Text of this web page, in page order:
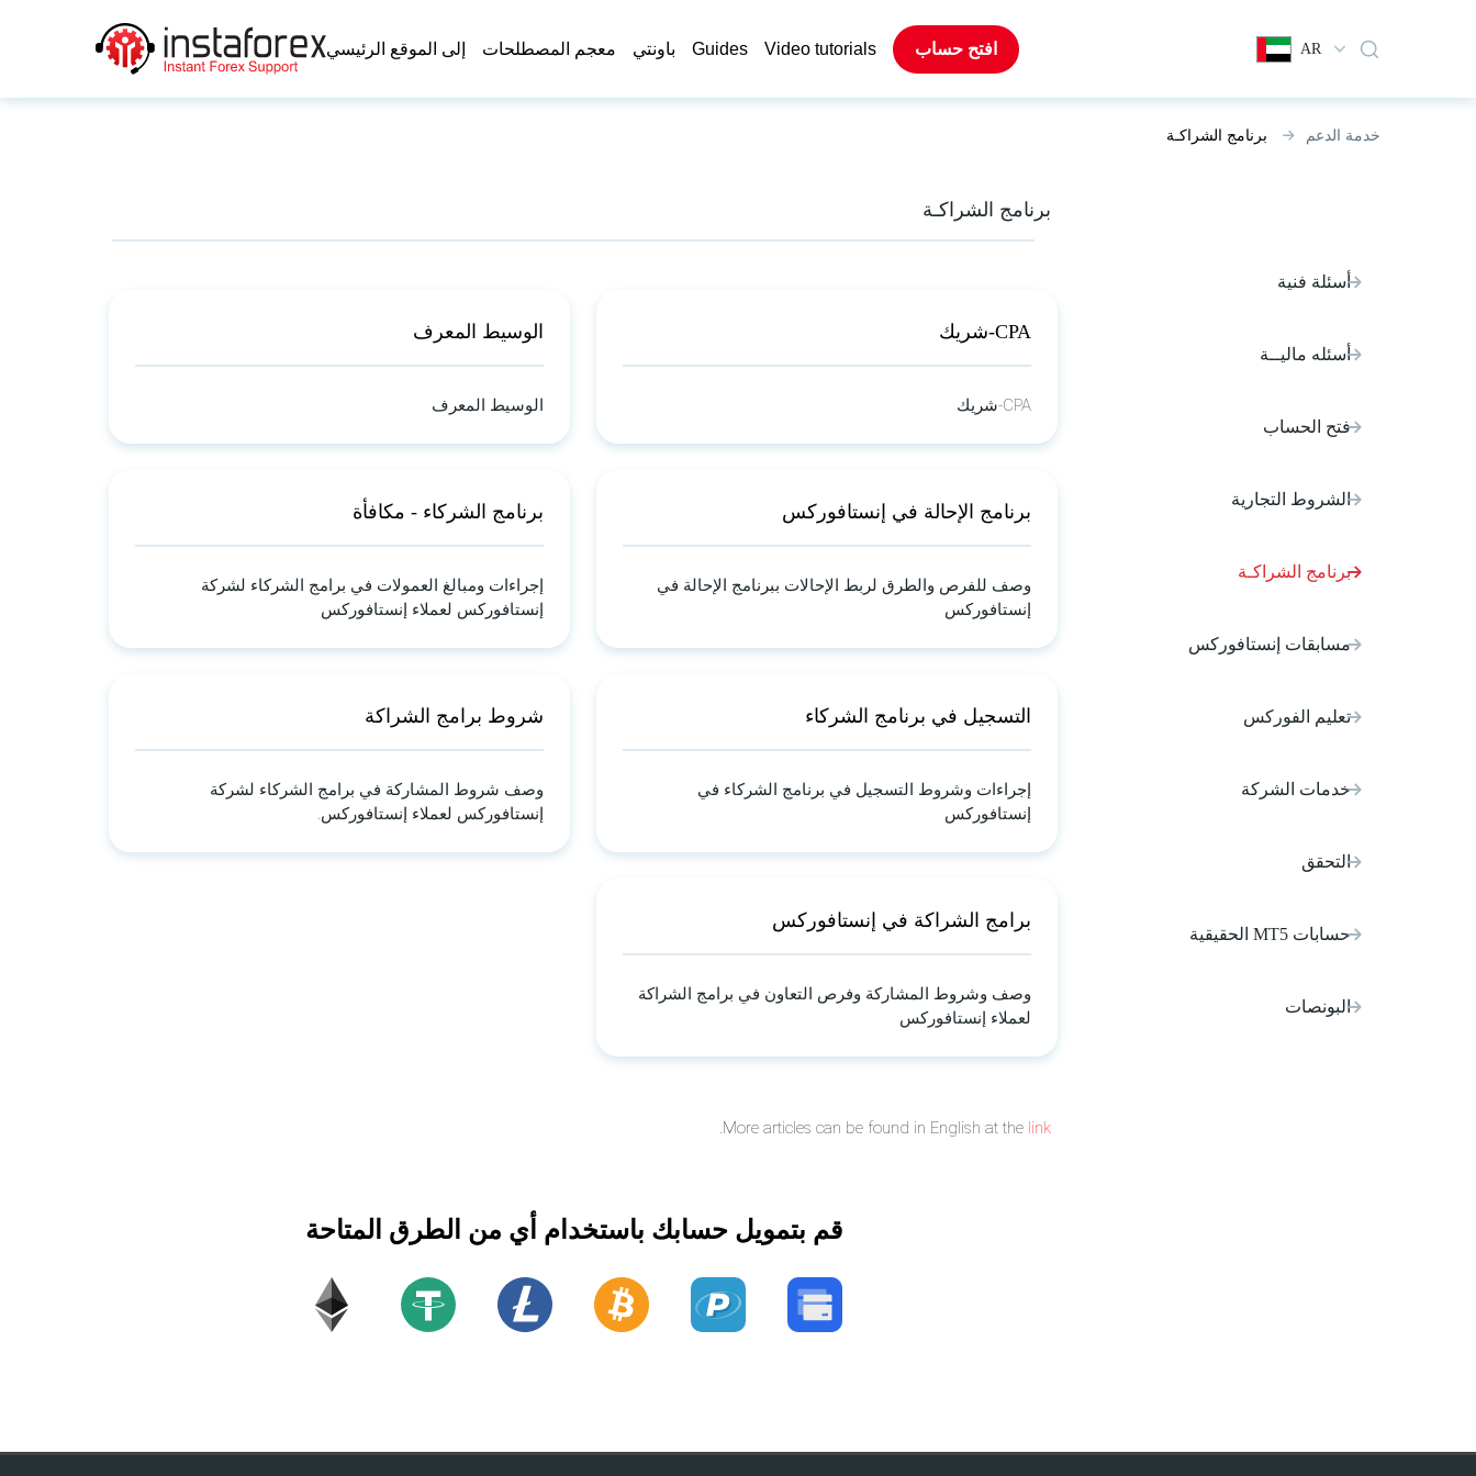
إلى الموقع الرئيسي معجم المصطلحات باونتي Guides Video tutorials افتح حساب AR
خدمة الدعم برنامج الشراكـة
أسئلة فنية
أسئله ماليــة
فتح الحساب
الشروط التجارية
برنامج الشراكـة
مسابقات إنستافوركس
تعليم الفوركس
خدمات الشركة
التحقق
حسابات MT5 الحقيقية
البونصات
برنامج الشراكـة
CPA-شريك
CPA-شريك
الوسيط المعرف
الوسيط المعرف
برنامج الإحالة في إنستافوركس
وصف للفرص والطرق لربط الإحالات ببرنامج الإحالة في
إنستافوركس
برنامج الشركاء - مكافأة
إجراءات ومبالغ العمولات في برامج الشركاء لشركة
إنستافوركس لعملاء إنستافوركس
التسجيل في برنامج الشركاء
إجراءات وشروط التسجيل في برنامج الشركاء في
إنستافوركس
شروط برامج الشراكة
وصف شروط المشاركة في برامج الشركاء لشركة
إنستافوركس لعملاء إنستافوركس.
برامج الشراكة في إنستافوركس
وصف وشروط المشاركة وفرص التعاون في برامج الشراكة
لعملاء إنستافوركس
More articles can be found in English at the link
قم بتمويل حسابك باستخدام أي من الطرق المتاحة